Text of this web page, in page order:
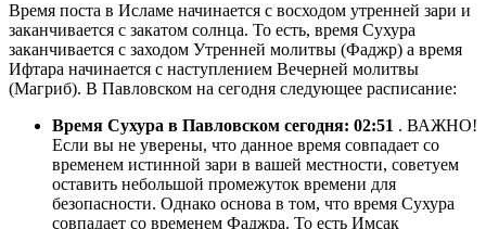
Время поста в Исламе начинается с восходом утренней зари и
заканчивается с закатом солнца. То есть, время Сухура
заканчивается с заходом Утренней молитвы (Фаджр) а время
Ифтара начинается с наступлением Вечерней молитвы
(Магриб). В Павловском на сегодня следующее расписание:
Время Сухура в Павловском сегодня: 02:51 . ВАЖНО!
Если вы не уверены, что данное время совпадает со
временем истинной зари в вашей местности, советуем
оставить небольшой промежуток времени для
безопасности. Однако основа в том, что время Сухура
совпадает со временем Фаджра. То есть Имсак